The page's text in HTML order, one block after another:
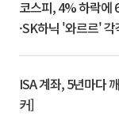
코스피, 4% 하락에
·SK하닉 '와르르'
ISA 계좌, 5년마다
커]